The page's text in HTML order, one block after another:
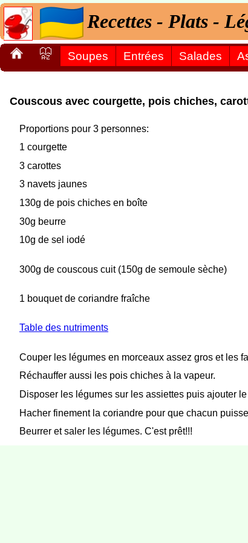
Recettes - Plats -
Soupes Entrées Salades
Couscous avec courgette, pois chiches,
Proportions pour 3 personnes:
1 courgette
3 carottes
3 navets jaunes
130g de pois chiches en boîte
30g beurre
10g de sel iodé
300g de couscous cuit (150g de semoule sèche)
1 bouquet de coriandre fraîche
Table des nutriments
Couper les légumes en morceaux assez gros et les
Réchauffer aussi les pois chiches à la vapeur.
Disposer les légumes sur les assiettes puis ajouter
Hacher finement la coriandre pour que chacun
Beurrer et saler les légumes. C'est prêt!!!